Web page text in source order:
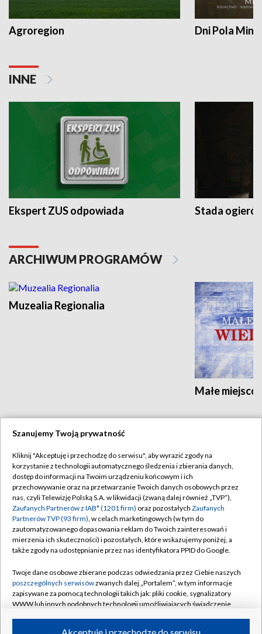
Agroregion Dni Pola
INNE
Ekspert ZUS odpowiada Stada
ARCHIWUM PROGRAMÓW
Muzealia Regionalia
Małe
BIAŁYSTOK / BYDGOSZCZ / GDAŃSK /
GORZÓW WLKP. / KATOWICE / KIELCE
KRAKÓW / LUBLIN / ŁÓDŹ / OLSZTYN /
OPOLE / POZNAŃ / RZESZÓW /
SZCZECIN / WARSZAWA WROCŁAW
Dołącz do nas:
TVP
Szanujemy Twoją prywatność
Kliknij "Akceptuję i przechodzę do serwisu", aby wyrazić zgody na
korzystanie z technologii automatycznego śledzenia i zbierania danych,
dostęp do informacji na Twoim urządzeniu końcowym i ich
przechowywanie oraz na przetwarzanie Twoich danych osobowych przez
nas, czyli Telewizję Polską S.A. w likwidacji (zwaną dalej również „TVP”),
Zaufanych Partnerów z IAB* (1201 firm) oraz pozostałych Zaufanych
Partnerów TVP (93 firm), w celach marketingowych (w tym do
zautomatyzowanego dopasowania reklam do Twoich zainteresowań i
mierzenia ich skuteczności) i pozostałych, które wskazujemy poniżej, a
także zgody na udostępnianie przez nas identyfikatora PPID do Google.
Twoje dane osobowe zbierane podczas odwiedzania przez Ciebie naszych
poszczególnych serwisówzwanych dalej „Portalem”, w tym informacje
zapisywane za pomocą technologii takich jak: pliki cookie, sygnalizatory
WWW lub innych podobnych technologii umożliwiających świadczenie